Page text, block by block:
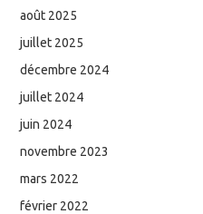
août 2025
juillet 2025
décembre 2024
juillet 2024
juin 2024
novembre 2023
mars 2022
février 2022